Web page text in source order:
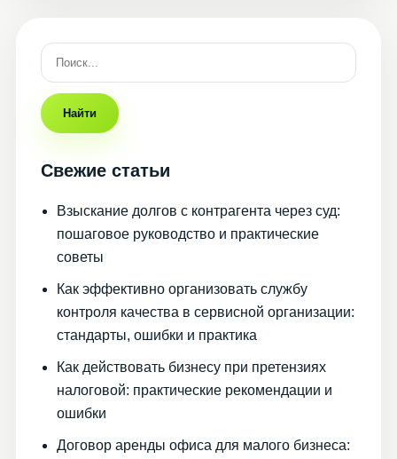
Найти
Свежие статьи
Взыскание долгов с контрагента через суд:
пошаговое руководство и практические
советы
Как эффективно организовать службу
контроля качества в сервисной организации:
стандарты, ошибки и практика
Как действовать бизнесу при претензиях
налоговой: практические рекомендации и
ошибки
Договор аренды офиса для малого бизнеса: